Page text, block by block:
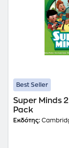
Best Seller
Super Minds
Pack
Εκδότης: